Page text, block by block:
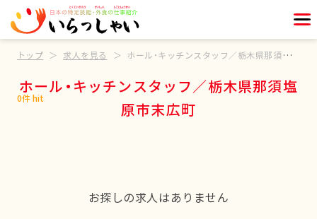
トップ 求人を見る ホール・キッチンスタッフ／栃木県那須塩原市末広町
ホール・キッチンスタッフ／栃木県那須塩
原市末広町
0件 hit
お探しの求人はありません